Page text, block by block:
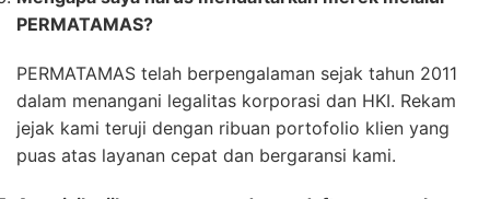
PERMATAMAS?
PERMATAMAS telah berpengalaman sejak tahun 2011
dalam menangani legalitas korporasi dan HKI. Rekam
jejak kami teruji dengan ribuan portofolio klien yang
puas atas layanan cepat dan bergaransi kami.